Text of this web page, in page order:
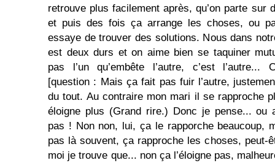
retrouve plus facilement après, qu’on parte sur
et puis des fois ça arrange les choses, ou
essaye de trouver des solutions. Nous dans
est deux durs et on aime bien se taquiner
pas l’un qu’embête l’autre, c’est l’autre...
[question : Mais ça fait pas fuir l’autre,
du tout. Au contraire mon mari il se rapproche
éloigne plus (Grand rire.) Donc je pense... ou
pas ! Non non, lui, ça le rapporche beaucoup,
pas là souvent, ça rapproche les choses, peut-
moi je trouve que... non ça l’éloigne pas,